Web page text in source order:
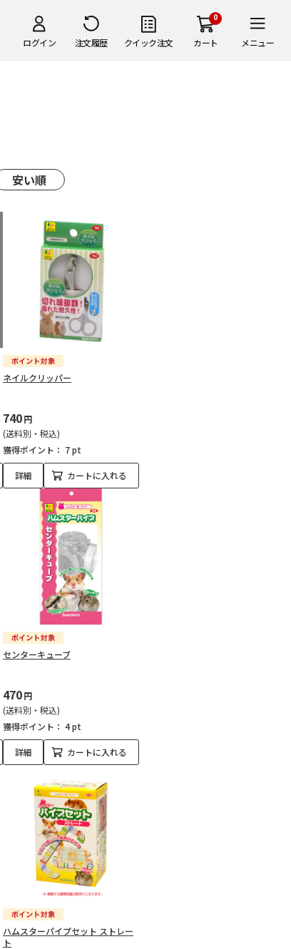
ログイン 注文履歴 クイック注文
0
カート メニュー
安い順
ネイルクリッパー
740円
(送料別・税込)
獲得ポイント： 7 pt
詳細 カートに入れる
センターキューブ
470円
(送料別・税込)
獲得ポイント： 4 pt
詳細 カートに入れる
ハムスターパイプセット ストレー
ト